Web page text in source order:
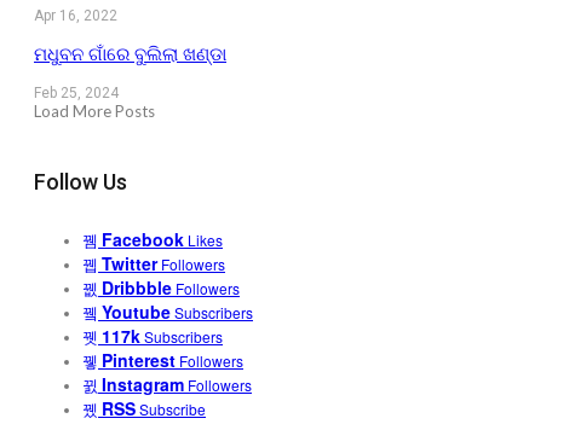
Apr 16, 2022
ମଧୁବନ ଗାଁରେ ବୁଲିଲା ଖଣ୍ଡା
Feb 25, 2024
Load More Posts
Follow Us
Facebook Likes
Twitter Followers
Dribbble Followers
YoutubeSubscribers
117kSubscribers
Pinterest Followers
Instagram Followers
RSSSubscribe